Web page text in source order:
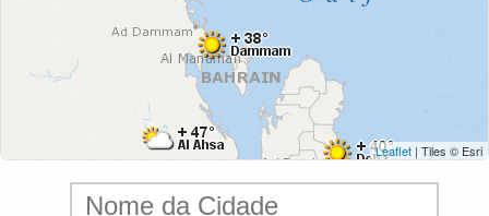
Leaflet | Tiles © Esri